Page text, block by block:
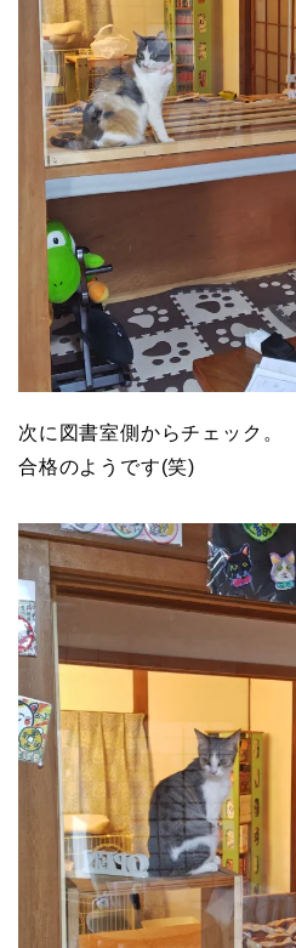
次に図書室側からチェック。
合格のようです(笑)